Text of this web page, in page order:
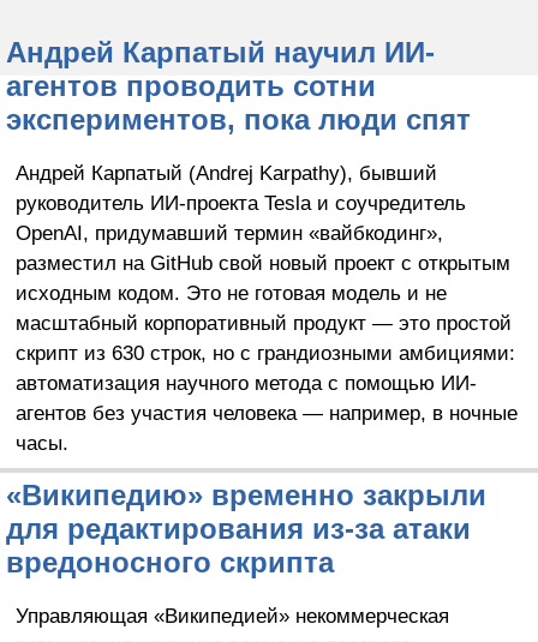
Андрей Карпатый научил ИИ-
агентов проводить сотни
экспериментов, пока люди спят
Андрей Карпатый (Andrej Karpathy), бывший
руководитель ИИ-проекта Tesla и соучредитель
OpenAI, придумавший термин «вайбкодинг»,
разместил на GitHub свой новый проект с открытым
исходным кодом. Это не готовая модель и не
масштабный корпоративный продукт — это простой
скрипт из 630 строк, но с грандиозными амбициями:
автоматизация научного метода с помощью ИИ-
агентов без участия человека — например, в ночные
часы.
«Википедию» временно закрыли
для редактирования из-за атаки
вредоносного скрипта
Управляющая «Википедией» некоммерческая